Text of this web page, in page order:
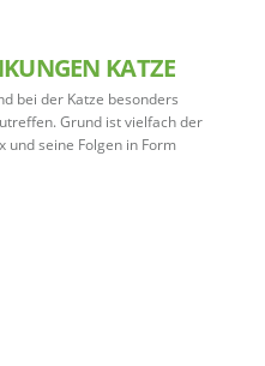
KATZE
bei der Katze besonders
Grund ist vielfach der
und seine Folgen in Form